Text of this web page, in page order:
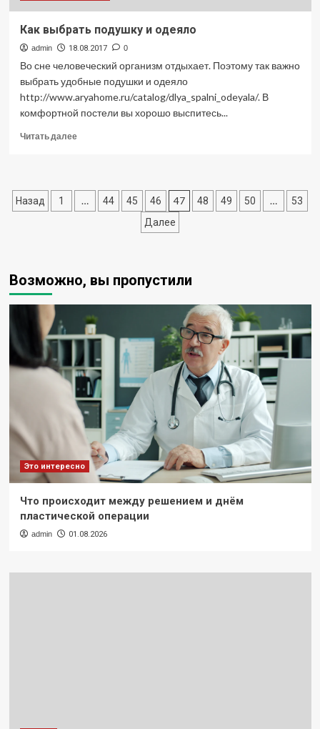
Как выбрать подушку и одеяло
admin 18.08.2017 0
Во сне человеческий организм отдыхает. Поэтому так важно
выбрать удобные подушки и одеяло
http://www.aryahome.ru/catalog/dlya_spalni_odeyala/. В
комфортной постели вы хорошо выспитесь...
Читать далееПрочитать
выбрать
подушку
Пагинация
Назад 1 … 44 45 46 47 48 49 50 …
53
Далее
Возможно, вы пропустили
Это интересно
Что происходит между решением и днём
пластической операции
admin 01.08.2026